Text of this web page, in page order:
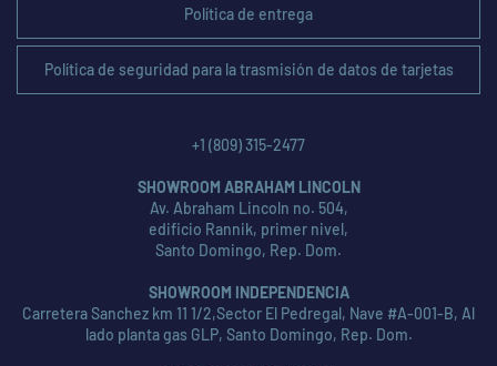
Política de entrega
Política de seguridad para la trasmisión de datos de tarjetas
+1 (809) 315-2477
SHOWROOM ABRAHAM LINCOLN
Av. Abraham Lincoln no. 504,
edificio Rannik, primer nivel,
Santo Domingo, Rep. Dom.
SHOWROOM INDEPENDENCIA
Carretera Sanchez km 11 1/2,Sector El Pedregal, Nave #A-001-B, Al
lado planta gas GLP, Santo Domingo, Rep. Dom.